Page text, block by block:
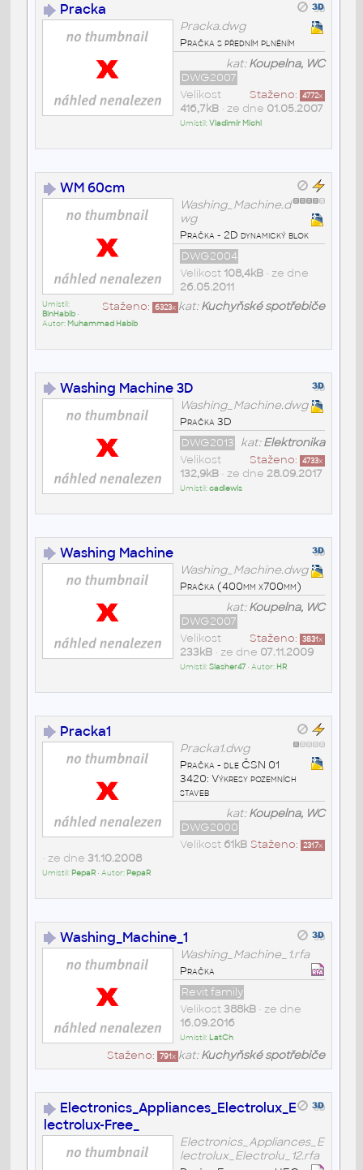
Pracka
Pracka.dwg
Pračka s předním plněním
kat:Koupelna, WC
DWG2007
Staženo: 4772x
Velikost
416,7kB• ze dne 01.05.2007
Umístil:Vladimír Michl
WM 60cm
Washing_Machine.d
wg
Pračka - 2D dynamický blok
kat:Kuchyňské spotřebiče
DWG2004
Staženo: 6323x
Velikost 108,4kB• ze dne
26.05.2011
Umístil:
BinHabib•
Autor: Muhammad Habib
Washing Machine 3D
Washing_Machine.dwg
Pračka 3D
kat:Elektronika
DWG2013
Staženo: 4733x
Velikost
132,9kB• ze dne 28.09.2017
Umístil:cadlewis
Washing Machine
Washing_Machine.dwg
Pračka (400mm x700mm)
kat:Koupelna, WC
DWG2007
Staženo: 3831x
Velikost
233kB• ze dne 07.11.2009
Umístil:Slasher47• Autor: HR
Pracka1
Pracka1.dwg
Pračka - dle ČSN 01
3420: Výkresy pozemních
staveb
kat:Koupelna, WC
DWG2000
Staženo: 2317x
Velikost 61kB
• ze dne 31.10.2008
Umístil: PepaR• Autor: PepaR
Washing_Machine_1
Washing_Machine_1.rfa
Pračka
kat:Kuchyňské spotřebiče
Revit family
Staženo: 791x
Velikost388kB• ze dne
16.09.2016
Umístil: LatCh
Electronics_Appliances_Electrolux_E
lectrolux-Free_
Electronics_Appliances_E
lectrolux_Electrolu_12.rfa